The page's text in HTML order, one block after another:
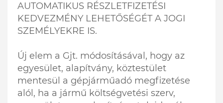
AUTOMATIKUS RÉSZLETFIZETÉSI
KEDVEZMÉNY LEHETŐSÉGÉT A JOGI
SZEMÉLYEKRE IS.
Új elem a Gjt. módosításával, hogy az
egyesület, alapítvány, köztestület
mentesül a gépjárműadó megfizetése
alól, ha a jármű költségvetési szerv,